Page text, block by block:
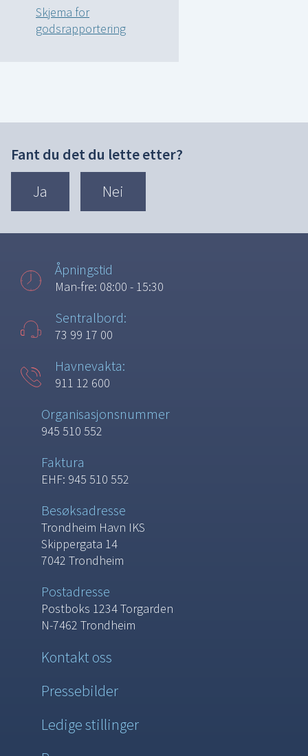
Skjema for
godsrapportering
Fant du det du lette etter?
Ja
Nei
Åpningstid
Man-fre: 08:00 - 15:30
Sentralbord:
73 99 17 00
Havnevakta:
911 12 600
Organisasjonsnummer
945 510 552
Faktura
EHF: 945 510 552
Besøksadresse
Trondheim Havn IKS
Skippergata 14
7042 Trondheim
Postadresse
Postboks 1234 Torgarden
N-7462 Trondheim
Kontakt oss
Pressebilder
Ledige stillinger